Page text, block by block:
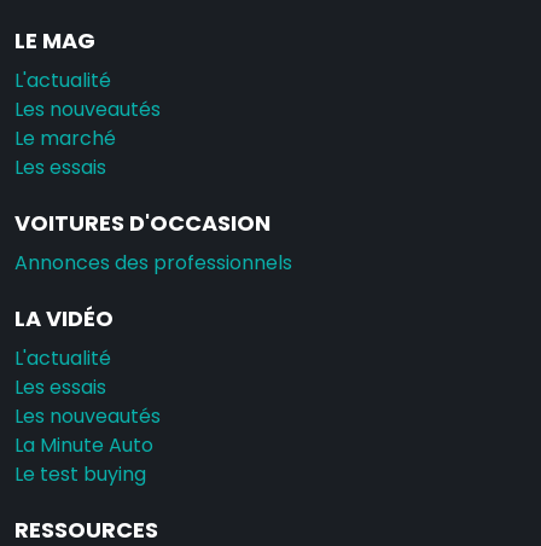
LE MAG
L'actualité
Les nouveautés
Le marché
Les essais
VOITURES D'OCCASION
Annonces des professionnels
LA VIDÉO
L'actualité
Les essais
Les nouveautés
La Minute Auto
Le test buying
RESSOURCES